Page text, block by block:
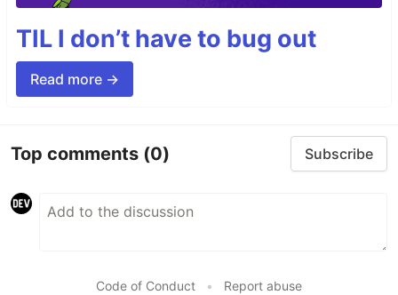
TIL I don’t have to bug out
Read more →
Top comments (0) Subscribe
Code of Conduct • Report abuse